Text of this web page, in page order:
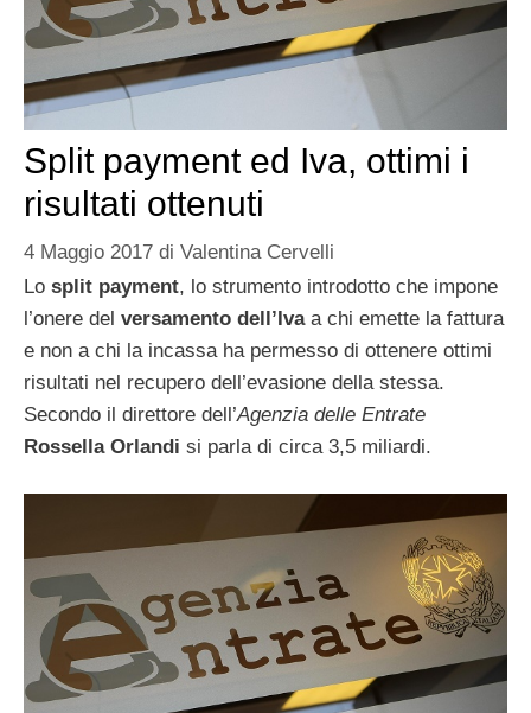
Split payment ed Iva, ottimi i
risultati ottenuti
4 Maggio 2017 di Valentina Cervelli
Lo split payment, lo strumento introdotto che impone
l’onere del versamento dell’Ivaa chi emette la fattura
e non a chi la incassa ha permesso di ottenere ottimi
risultati nel recupero dell’evasione della stessa.
Secondo il direttore dell’Agenzia delle Entrate
Rossella Orlandi si parla di circa 3,5 miliardi.